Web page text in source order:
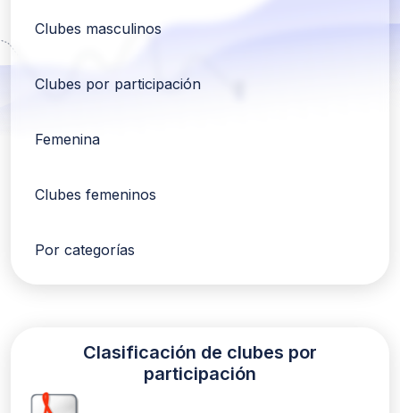
Clubes masculinos
Clubes por participación
Femenina
Clubes femeninos
Por categorías
Clasificación de clubes por
participación